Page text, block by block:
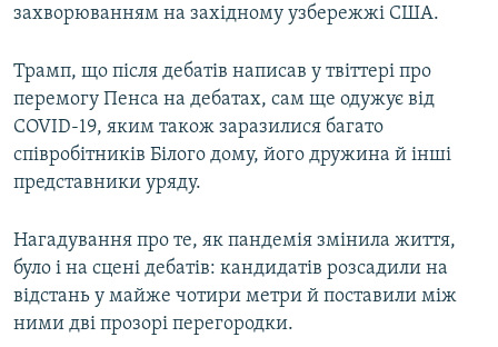
захворюванням на західному узбережжі США.
Трамп, що після дебатів написав у твіттері про
перемогу Пенса на дебатах, сам ще одужує від
COVID-19, яким також заразилися багато
співробітників Білого дому, його дружина й інші
представники уряду.
Нагадування про те, як пандемія змінила життя,
було і на сцені дебатів: кандидатів розсадили на
відстань у майже чотири метри й поставили між
ними дві прозорі перегородки.